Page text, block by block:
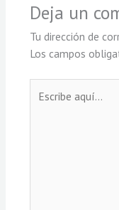
Deja un
Tu dirección de
Los campos
aquí...